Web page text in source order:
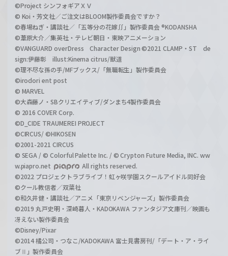
©Project シンフォギアＸＶ
© Koi・芳文社／ご注文はBLOOM製作委員会ですか？
©春場ねぎ・講談社／「五等分の花嫁∬」製作委員会 ®KODANSHA
©葦原大介／集英社・テレビ朝日・東映アニメーション
©VANGUARD overDress Character Design ©2021 CLAMP・ST de
sign:伊藤彰 illust:Kinema citrus/獣道
©理不尽な孫の手/MFブックス/「無職転生」製作委員会
©irodori ent post
© MARVEL
©大森藤ノ・SBクリエイティブ/ダンまち4製作委員会
© 2016 COVER Corp.
©D_CIDE TRAUMEREI PROJECT
©CIRCUS/ ©HIKOSEN
©2001-2021 CIRCUS
© SEGA / © Colorful Palette Inc. / © Crypton Future Media, INC. ww
w.piapro.net
All rights reserved.
©2022 プロジェクトラブライブ！虹ヶ咲学園スクールアイドル同好会
©クール教信者／双葉社
©和久井健・講談社／アニメ「東京リベンジャーズ」製作委員会
©2019 丸戸史明・深崎暮人・KADOKAWA ファンタジア文庫刊／映画も
冴えない製作委員会
©Disney/Pixar
©2014 橘公司・つなこ/KADOKAWA 富士見書房刊/「デート・ア・ライ
ブⅡ」製作委員会